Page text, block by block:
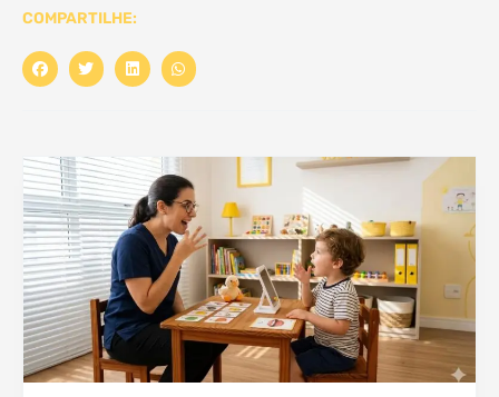
COMPARTILHE: